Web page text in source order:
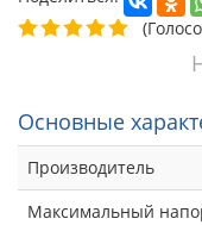
Основные
Производитель
Максимальный